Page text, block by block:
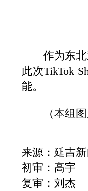
作为东北亚
此次TikTok
能。
（本组图
来源：延吉新
初审：高宇
复审：刘杰